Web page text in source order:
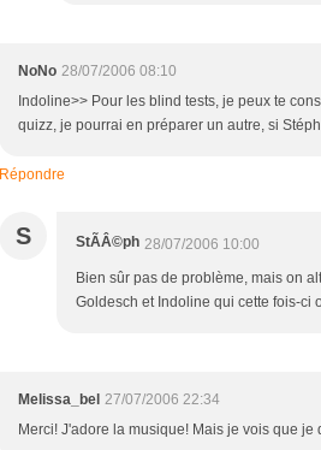
NoNo 28/07/2006 08:10
Indoline>> Pour les blind tests, je peux te
quizz, je pourrai en préparer un autre, si
Répondre
S StÃÂ©ph 28/07/2006 10:00
Bien sûr pas de problème, mais on
Goldesch et Indoline qui cette fois-ci
Melissa_bel 27/07/2006 22:34
Merci! J'adore la musique! Mais je vois que je